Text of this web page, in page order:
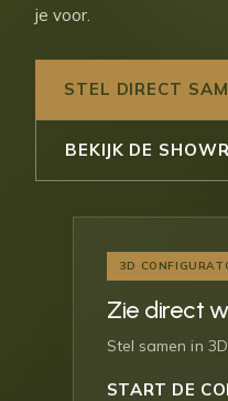
je voor.
STEL DIRECT
BEKIJK DE
3D
Zie direct
Stel samen in
START DE